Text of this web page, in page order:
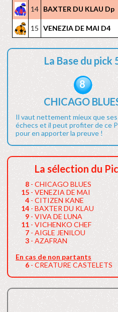
14 BAXTER DU KLAU Dp
15 VENEZIA DE MAI D4
La Base du pick
8
CHICAGO
Il vaut nettement mieux que
échecs et il peut profiter de ce
pour en apporter la preuve !
La sélection du
8- CHICAGO BLUES
15- VENEZIA DE MAI
4- CITIZEN KANE
14- BAXTER DU KLAU
9- VIVA DE LUNA
11- VICHENKO CHEF
7- AIGLE JENILOU
3- AZAFRAN
En cas de non partants
6- CREATURE CASTELETS